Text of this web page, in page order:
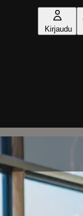
Kirjaudu